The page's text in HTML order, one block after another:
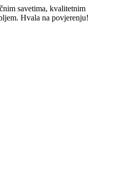
savetima, kvalitetnim
Hvala na povjerenju!